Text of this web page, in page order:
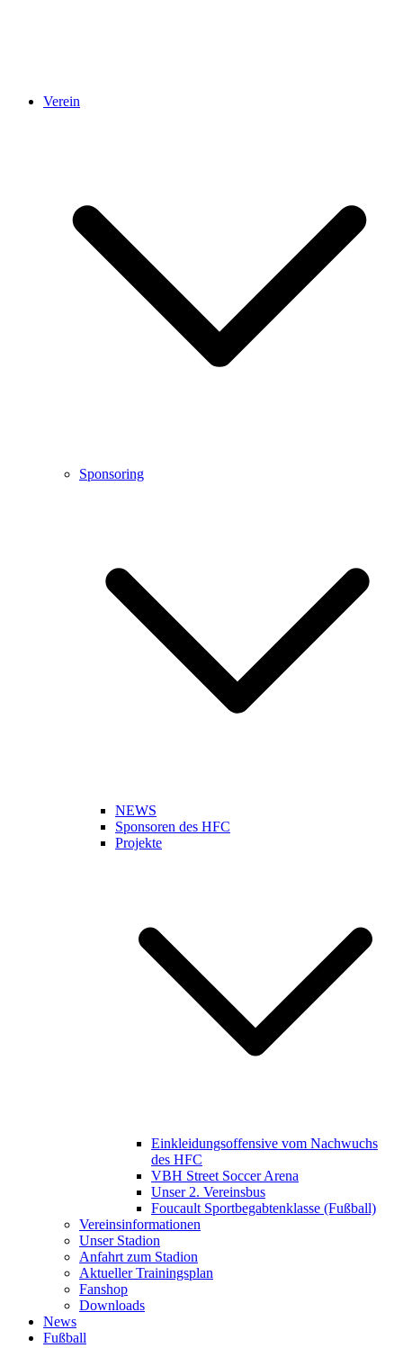
Verein
Sponsoring
NEWS
Sponsoren des HFC
Projekte
Einkleidungsoffensive vom Nachwuchs
des HFC
VBH Street Soccer Arena
Unser 2. Vereinsbus
Foucault Sportbegabtenklasse (Fußball)
Vereinsinformationen
Unser Stadion
Anfahrt zum Stadion
Aktueller Trainingsplan
Fanshop
Downloads
News
Fußball